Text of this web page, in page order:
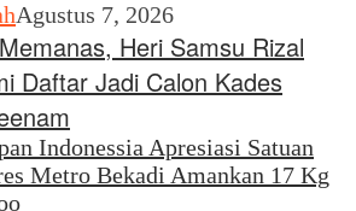
Agustus 7, 2026
Heri Samsu Rizal
Daftar Jadi Calon Kades